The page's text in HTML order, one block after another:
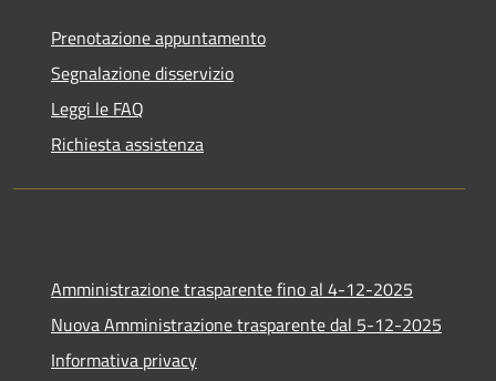
Prenotazione appuntamento
Segnalazione disservizio
Leggi le FAQ
Richiesta assistenza
Amministrazione trasparente fino al 4-12-2025
Nuova Amministrazione trasparente dal 5-12-2025
Informativa privacy